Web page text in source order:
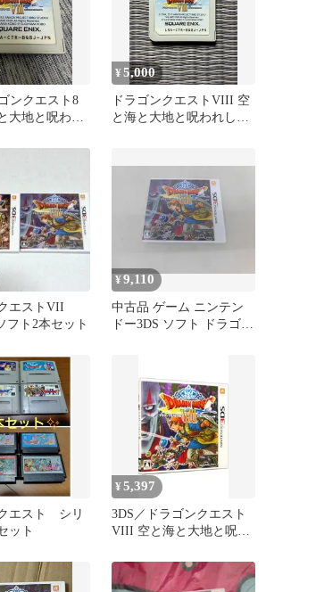
ンクエスト8
大地と呪われ
¥5,000
ドラゴンクエストVIII 空
と海と大地と呪われし姫
エストVII
フト2本セット
¥9,110
中古品 ゲーム ニンテン
ドー3DS ソフト ドラゴン
エスト シリ
ット
¥5,397
3DS／ドラゴンクエスト
VIII 空と海と大地と呪わ